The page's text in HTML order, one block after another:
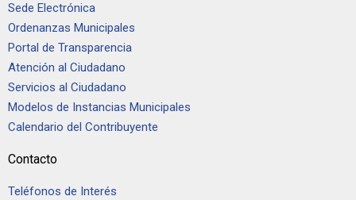
Sede Electrónica
Ordenanzas Municipales
Portal de Transparencia
Atención al Ciudadano
Servicios al Ciudadano
Modelos de Instancias Municipales
Calendario del Contribuyente
Contacto
Teléfonos de Interés